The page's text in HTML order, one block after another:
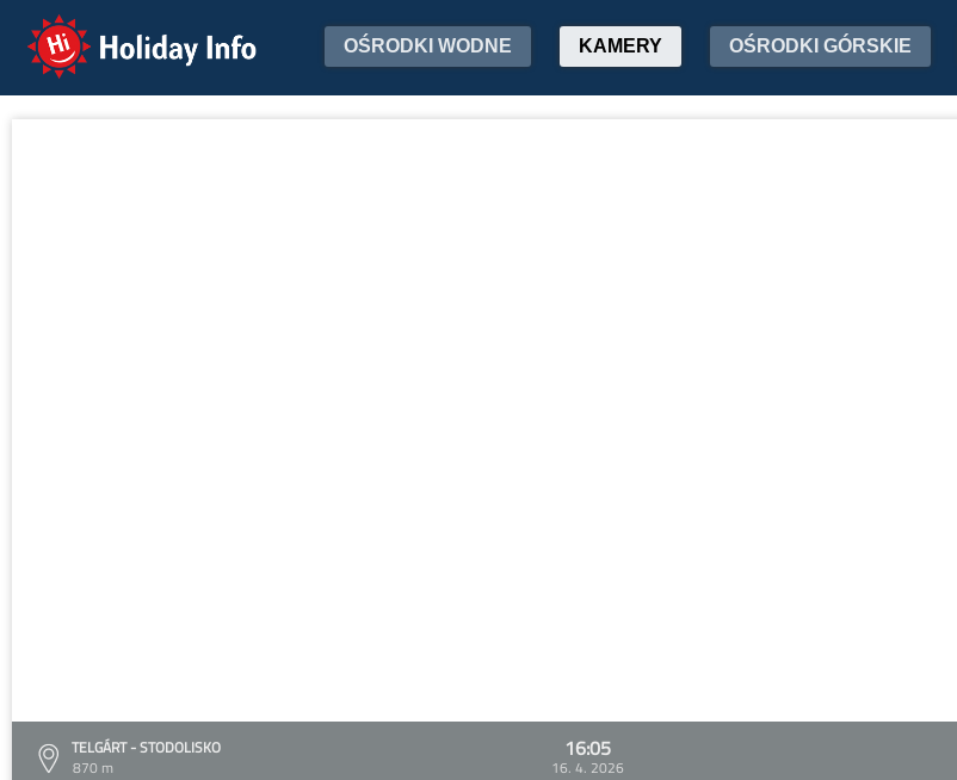
Holiday Info OŚRODKI WODNE KAMERY OŚRODKI GÓRSKIE
TELGÁRT - STODOLISKO
870 m
16:05
16. 4. 2026